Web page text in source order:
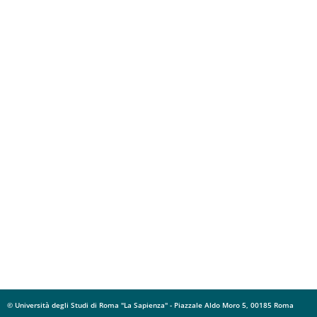
© Università degli Studi di Roma "La Sapienza" - Piazzale Aldo Moro 5, 00185 Roma